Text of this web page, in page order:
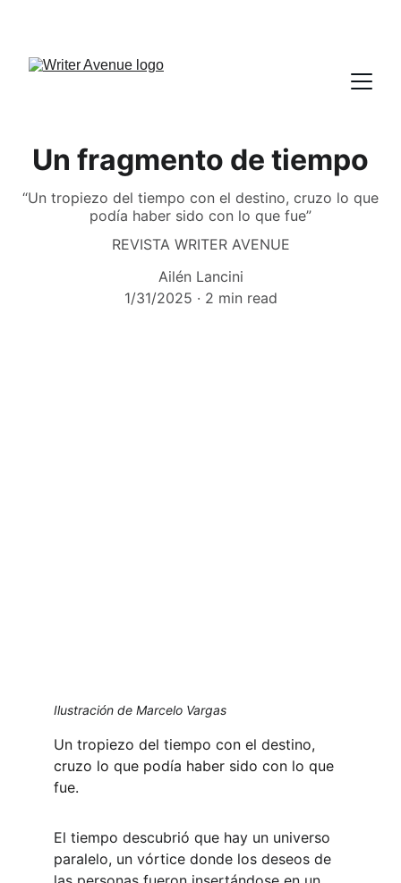
Un fragmento de tiempo
“Un tropiezo del tiempo con el destino, cruzo lo que
podía haber sido con lo que fue”
REVISTA WRITER AVENUE
Ailén Lancini
1/31/2025
2 min read
Ilustración de Marcelo Vargas
Un tropiezo del tiempo con el destino,
cruzo lo que podía haber sido con lo que
fue.
El tiempo descubrió que hay un universo
paralelo, un vórtice donde los deseos de